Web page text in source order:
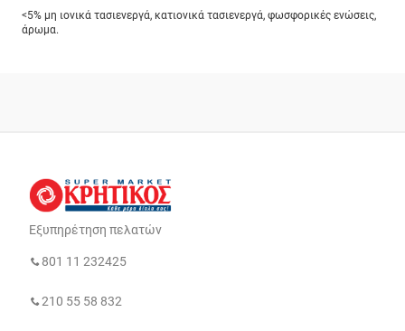
<5% μη ιονικά τασιενεργά, κατιονικά τασιενεργά, φωσφορικές ενώσεις,
άρωμα.
Εξυπηρέτηση πελατών
801 11 232425
210 55 58 832